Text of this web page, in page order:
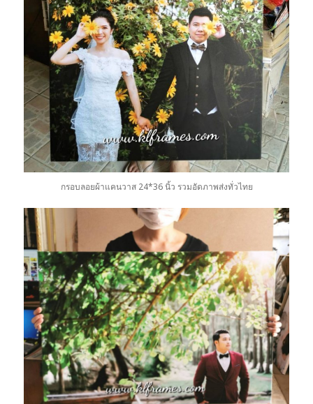
กรอบลอยผ้าแคนวาส 24*36 นิ้ว รวมอัดภาพส่งทั่วไทย